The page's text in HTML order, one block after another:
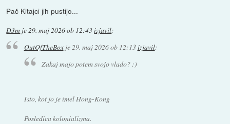
Pač Kitajci jih pustijo...
D3m je29. maj 2026 ob 12:43izjavil:
OutOfTheBoxje29. maj 2026 ob 12:13izjavil:
Zakaj majo potem svojo vlado? :)
Isto, kot jo je imel Hong-Kong
Posledica kolonializma.